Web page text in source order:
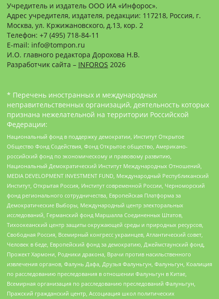
Учредитель и издатель ООО ИА «Инфорос».
Адрес учредителя, издателя, редакции: 117218, Россия, г.
Москва, ул. Кржижановского, д.13, кор. 2
Телефон: +7 (495) 718-84-11
E-mail: info@tompon.ru
И.О. главного редактора Дорохова Н.В.
Разработчик сайта – INFOROS 2026
* Перечень иностранных и международных
неправительственных организаций, деятельность которых
признана нежелательной на территории Российской
Федерации:
Национальный фонд в поддержку демократии, Институт Открытое
Общество Фонд Содействия, Фонд Открытое общество, Американо-
российский фонд по экономическому и правовому развитию,
Национальный Демократический Институт Международных Отношений,
MEDIA DEVELOPMENT INVESTMENT FUND, Международный Республиканский
Институт, Открытая Россия, Институт современной России, Черноморский
фонд регионального сотрудничества, Европейская Платформа за
Демократические Выборы, Международный центр электоральных
исследований, Германский фонд Маршалла Соединенных Штатов,
Тихоокеанский центр защиты окружающей среды и природных ресурсов,
Свободная Россия, Всемирный конгресс украинцев, Атлантический совет,
Человек в беде, Европейский фонд за демократию, Джеймстаунский фонд,
Прожект Хармони, Родники дракона, Врачи против насильственного
извлечения органов, Фалунь Дафа, Друзья Фалуньгун, Фалуньгун, Коалиция
по расследованию преследования в отношении Фалуньгун в Китае,
Всемирная организация по расследованию преследований Фалуньгун,
Пражский гражданский центр, Ассоциация школ политических